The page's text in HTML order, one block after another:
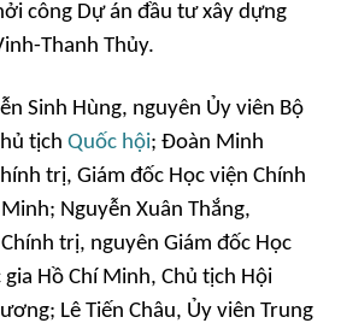
công Dự án đầu tư xây dựng
Thanh Thủy.
Sinh Hùng, nguyên Ủy viên Bộ
tịch Quốc hội; Đoàn Minh
trị, Giám đốc Học viện Chính
Nguyễn Xuân Thắng,
trị, nguyên Giám đốc Học
Hồ Chí Minh, Chủ tịch Hội
Lê Tiến Châu, Ủy viên Trung